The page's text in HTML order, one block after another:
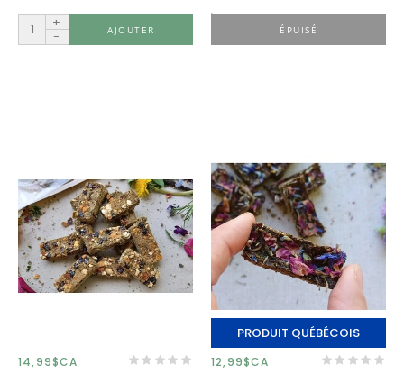
+
-
AJOUTER ÉPUISÉ
14,99$CA
PRODUIT QUÉBÉCOIS
12,99$CA